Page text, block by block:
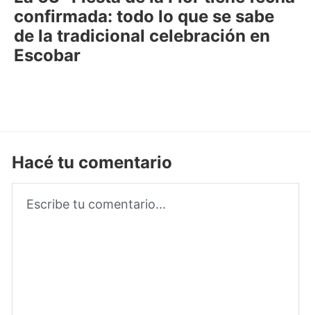
confirmada: todo lo que se sabe
de la tradicional celebración en
Escobar
Hacé tu comentario